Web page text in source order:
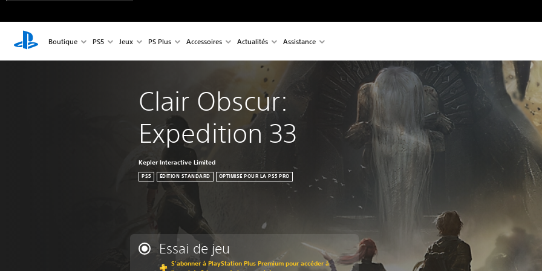
Boutique PS5 Jeux PS Plus Accessoires Actualités Assistance
Clair Obscur:
Expedition 33
Kepler Interactive Limited
PS5 ÉDITION STANDARD OPTIMISÉ POUR LA PS5 PRO
Essai de jeu
S'abonner à PlayStation Plus Premium pour accéder à